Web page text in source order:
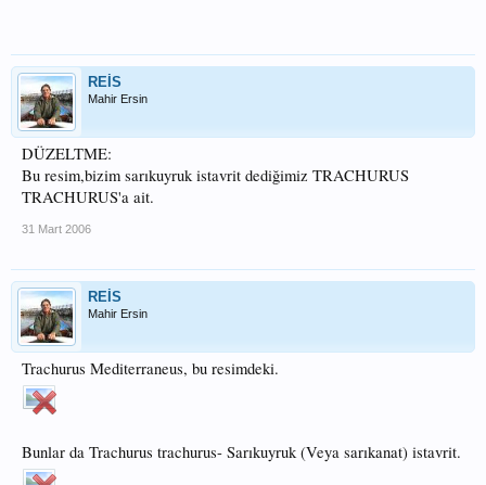
REİS
Mahir Ersin
DÜZELTME:
Bu resim,bizim sarıkuyruk istavrit dediğimiz TRACHURUS
TRACHURUS'a ait.
31 Mart 2006
REİS
Mahir Ersin
Trachurus Mediterraneus, bu resimdeki.
Bunlar da Trachurus trachurus- Sarıkuyruk (Veya sarıkanat) istavrit.